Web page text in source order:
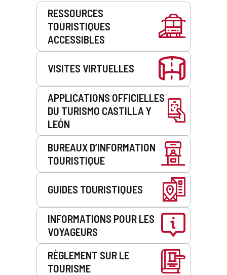
Prestations
RESSOURCES
TOURISTIQUES
ACCESSIBLES
VISITES VIRTUELLES
APPLICATIONS OFFICIELLES
DU TURISMO CASTILLA Y
LEÓN
BUREAUX D’INFORMATION
TOURISTIQUE
GUIDES TOURISTIQUES
INFORMATIONS POUR LES
VOYAGEURS
RÈGLEMENT SUR LE
TOURISME